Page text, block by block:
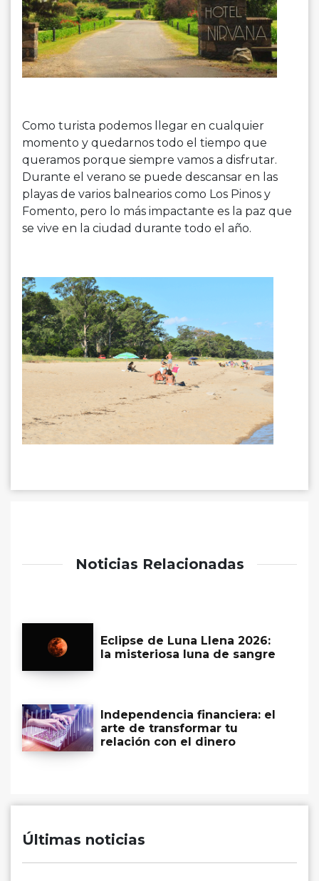
Como turista podemos llegar en cualquier
momento y quedarnos todo el tiempo que
queramos porque siempre vamos a disfrutar.
Durante el verano se puede descansar en las
playas de varios balnearios como Los Pinos y
Fomento, pero lo más impactante es la paz que
se vive en la ciudad durante todo el año.
Noticias Relacionadas
Eclipse de Luna Llena 2026:
la misteriosa luna de sangre
Independencia financiera: el
arte de transformar tu
relación con el dinero
Últimas noticias